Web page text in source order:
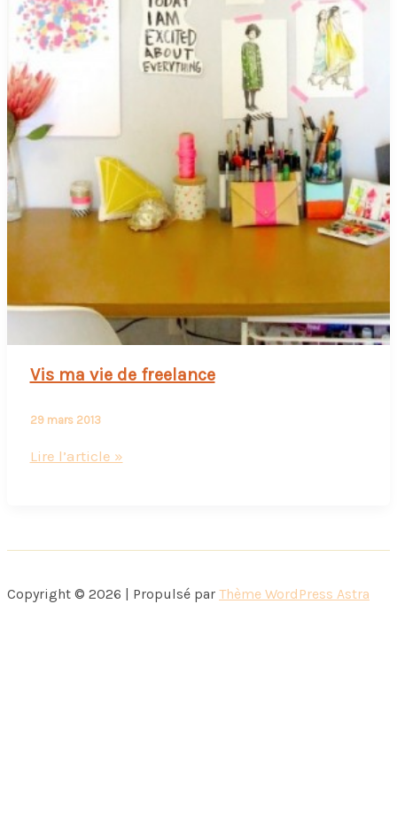
Vis ma vie de freelance
29 mars 2013
Vis
freelance
Lire l’article »
Copyright © 2026 | Propulsé par Thème WordPress Astra